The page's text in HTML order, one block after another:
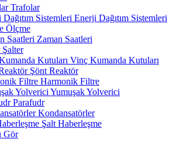
Trafolar
Enerji Dağıtım Sistemleri
Ölçme
Zaman Saatleri
Şalter
Vinç Kumanda Kutuları
Şönt Reaktör
Harmonik Filtre
Yumuşak Yolverici
Parafudr
Kondansatörler
Şalt Haberleşme
Gör